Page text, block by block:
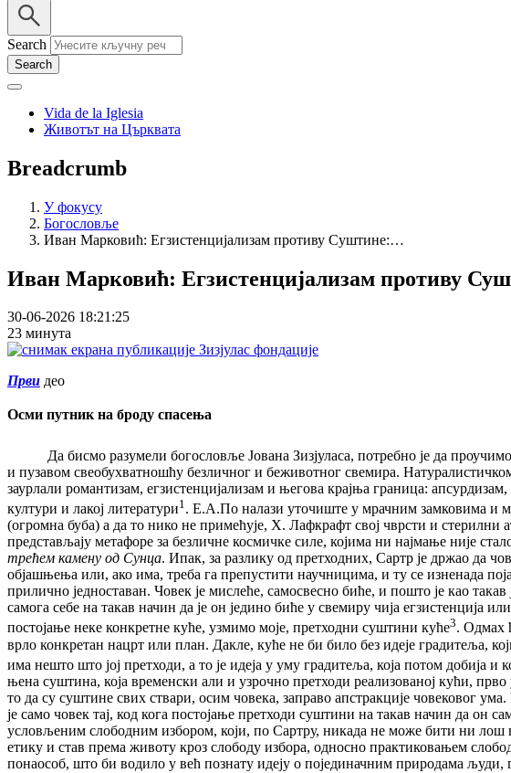
Search
Vida de la Iglesia
Животът на Църквата
Breadcrumb
У фокусу
Богословље
Иван Марковић: Егзистенцијализам противу Суштине:…
Иван Марковић: Егзистенцијализам противу
30-06-2026 18:21:25
23 минута
Први део
Осми путник на броду спасења
Да бисмо разумели богословље Јована Зизјуласа, потребно је да
и пузавом свеобухватношћу безличног и беживотног свемира.
заурлали романтизам, егзистенцијализам и његова крајња граница:
култури и лакој литератури1. Е.А.По налази уточиште у мрачним замковима и
(огромна буба) а да то нико не примећује, Х. Лафкрафт свој чврсти и
представљају метафоре за безличне космичке силе, којима ни најмање није
трећем камену од Сунца. Ипак, за разлику од претходних, Сартр је држао да
објашњења или, ако има, треба га препустити научницима, и ту се изненада
прилично једноставан. Човек је мислеће, самосвесно биће, и пошто је као
самога себе на такав начин да је он једино биће у свемиру чија
постојање неке конкретне куће, узмимо моје, претходни суштини куће3. Одмах
врло конкретан нацрт или план. Дакле, куће не би било без идеје градитеља,
има нешто што јој претходи, а то је идеја у уму градитеља, која потом добија
њена суштина, која временски али и узрочно претходи реализованој кући,
то да су суштине свих ствари, осим човека, заправо апстракције човековог
је само човек тај, код кога постојање претходи суштини на такав начин да
условљеним слободним избором, који, по Сартру, никада не може бити ни лош
етику и став према животу кроз слободу избора, односно практиковањем
понаособ, што би водило у већ познату идеју о појединачним природама